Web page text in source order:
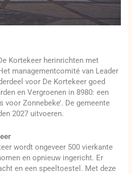
Kortekeer herinrichten met
managementcomité van Leader
voor De Kortekeer goed
en Vergroenen in 8980: een
Zonnebeke’. De gemeente
2027 uitvoeren.
wordt ongeveer 500 vierkante
en opnieuw ingericht. Er
en een speeltoestel. Met deze